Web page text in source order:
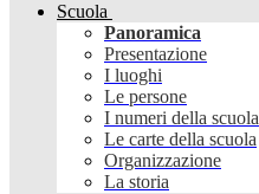
Scuola
Panoramica
Presentazione
I luoghi
Le persone
I numeri della scuola
Le carte della scuola
Organizzazione
La storia